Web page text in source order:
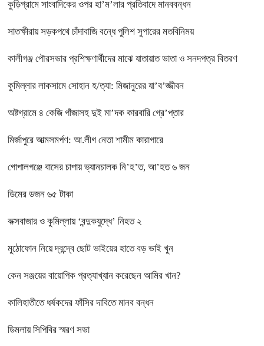
কুড়িগ্রামে সাংবাদিকের ওপর হা’ম’লার প্রতিবাদে মানববন্ধন
সাতক্ষীরায় সড়কপথে চাঁদাবাজি বন্ধে পুলিশ সুপারের মতবিনিময়
কালীগঞ্জ পৌরসভার প্রশিক্ষণার্থীদের মাঝে যাতায়াত ভাতা ও সনদপত্র বিতরণ
কুমিল্লার লাকসামে সোহান হ/ত্যা: মিজানুরের যা’ব’জ্জীবন
অষ্টগ্রামে ৪ কেজি গাঁজাসহ দুই মা’দক কারবারি গ্রে’প্তার
মির্জাপুরে আত্মসমর্পণ: আ.লীগ নেতা শামীম কারাগারে
গোপালগঞ্জে বাসের চাপায় ভ্যানচালক নি’হ’ত, আ’হত ৬ জন
ডিমের ডজন ৬৫ টাকা
কক্সবাজার ও কুমিল্লায় ‘বন্দুকযুদ্ধে’ নিহত ২
মুঠোফোন নিয়ে দ্বন্দ্বে ছোট ভাইয়ের হাতে বড় ভাই খুন
কেন সঞ্জয়ের বায়োপিক প্রত্যাখ্যান করেছেন আমির খান?
কালিহাতীতে ধর্ষকদের ফাঁসির দাবিতে মানব বন্ধন
ডিমলায় সিপিবির স্মরণ সভা